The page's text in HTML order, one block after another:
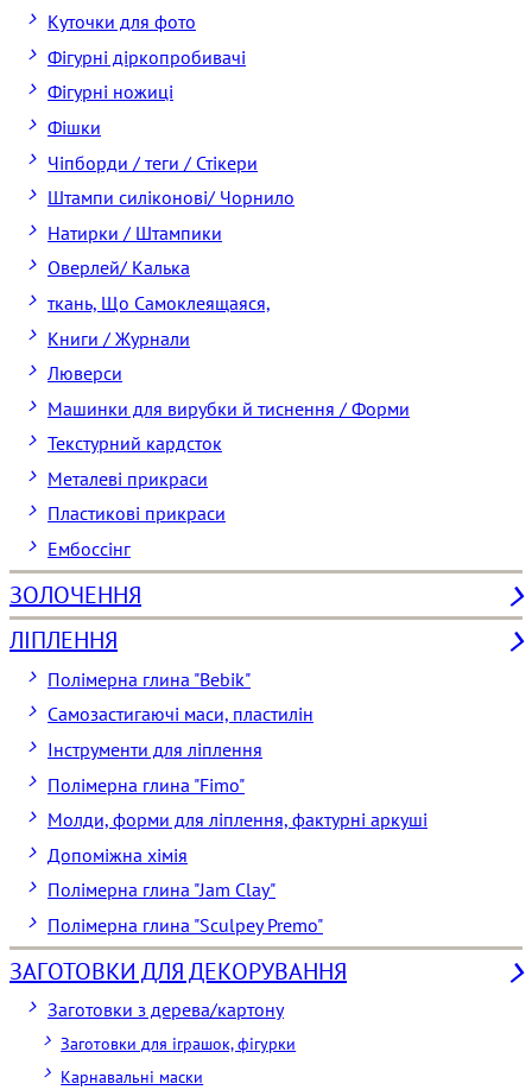
Куточки для фото
Фігурні діркопробивачі
Фігурні ножиці
Фішки
Чіпборди / теги / Стікери
Штампи силіконові/ Чорнило
Натирки / Штампики
Оверлей/ Калька
ткань, Що Самоклеящаяся,
Книги / Журнали
Люверси
Машинки для вирубки й тиснення / Форми
Текстурний кардсток
Металеві прикраси
Пластикові прикраси
Ембоссінг
ЗОЛОЧЕННЯ
ЛІПЛЕННЯ
Полімерна глина "Bebik"
Самозастигаючі маси, пластилін
Інструменти для ліплення
Полімерна глина "Fimo"
Молди, форми для ліплення, фактурні аркуші
Допоміжна хімія
Полімерна глина "Jam Clay"
Полімерна глина "Sculpey Premo"
ЗАГОТОВКИ ДЛЯ ДЕКОРУВАННЯ
Заготовки з дерева/картону
Заготовки для іграшок, фігурки
Карнавальні маски